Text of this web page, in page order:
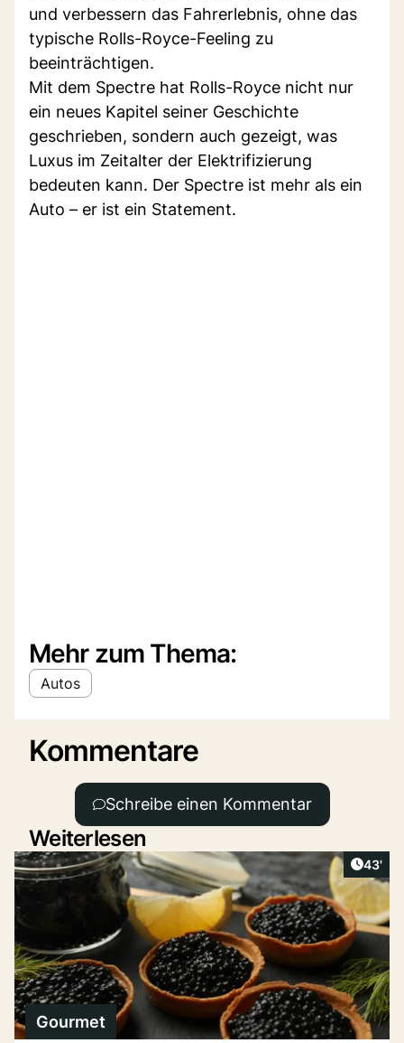
und verbessern das Fahrerlebnis, ohne das
typische Rolls-Royce-Feeling zu
beeinträchtigen.
Mit dem Spectre hat Rolls-Royce nicht nur
ein neues Kapitel seiner Geschichte
geschrieben, sondern auch gezeigt, was
Luxus im Zeitalter der Elektrifizierung
bedeuten kann. Der Spectre ist mehr als ein
Auto – er ist ein Statement.
Mehr zum Thema:
Autos
Kommentare
Schreibe einen Kommentar
Weiterlesen
43'
Gourmet